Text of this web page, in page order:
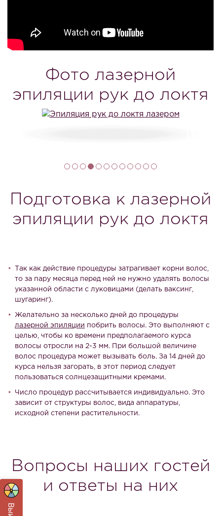
Фото лазерной
эпиляции рук до локтя
Подготовка к лазерной
эпиляции рук до локтя
Так как действие процедуры затрагивает корни волос,
то за пару месяца перед ней не нужно удалять волосы
указанной области с луковицами (делать ваксинг,
шугаринг).
Желательно за несколько дней до процедуры
лазерной эпиляции побрить волосы. Это выполняют с
целью, чтобы ко времени предполагаемого курса
волосы отросли на 2-3 мм. При большой величине
волос процедура может вызывать боль. За 14 дней до
курса нельзя загорать, в этот период следует
пользоваться солнцезащитными кремами.
Число процедур рассчитывается индивидуально. Это
зависит от структуры волос, вида аппаратуры,
исходной степени растительности.
Вопросы наших гостей
и ответы на них